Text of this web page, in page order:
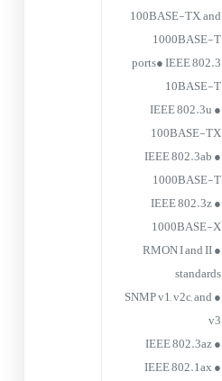
100BASE-TX, and
1000BASE-T
ports● IEEE 802.3
10BASE-T
● IEEE 802.3u
100BASE-TX
● IEEE 802.3ab
1000BASE-T
● IEEE 802.3z
1000BASE-X
● RMON I and II
standards
● SNMP v1, v2c, and
v3
● IEEE 802.3az
● IEEE 802.1ax